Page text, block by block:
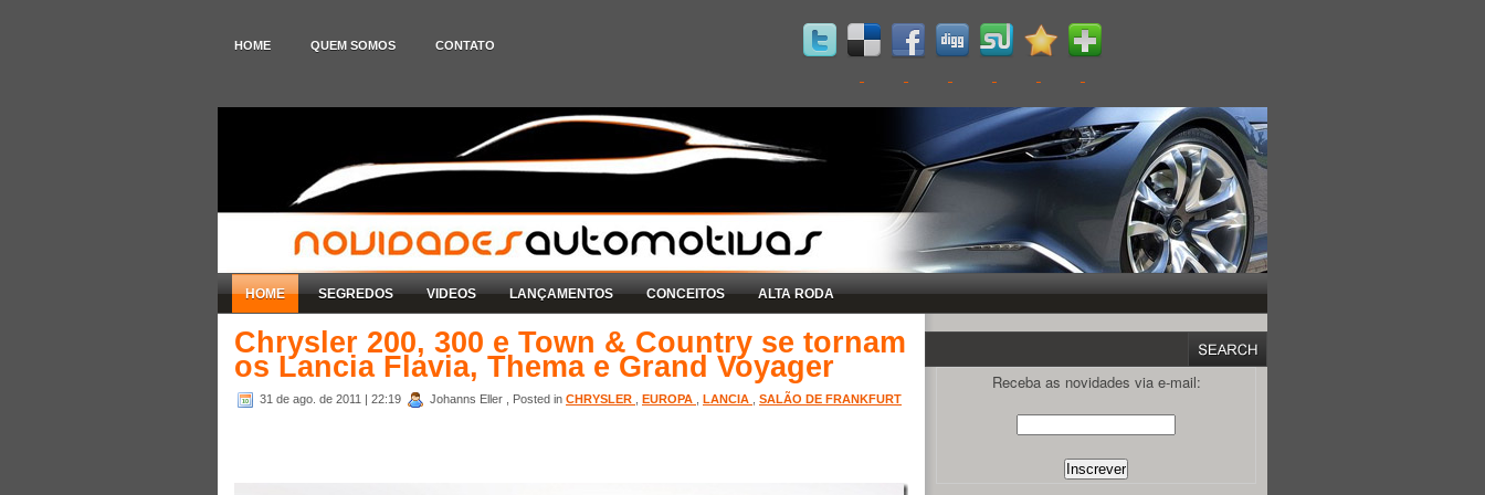
HOME QUEM SOMOS CONTATO
HOME SEGREDOS VIDEOS LANÇAMENTOS CONCEITOS ALTA RODA
Chrysler 200, 300 e Town & Country se tornam
os Lancia Flavia, Thema e Grand Voyager
31 de ago. de 2011 | 22:19 Johanns Eller , Posted in CHRYSLER EUROPA LANCIA SALÃO DE FRANKFURT
Receba as novidades via e-mail: